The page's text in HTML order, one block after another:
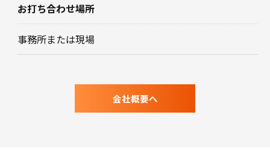
お打ち合わせ場所
事務所または現場
会社概要へ